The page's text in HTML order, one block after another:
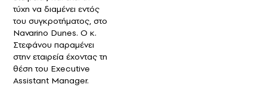
τύχη να διαμένει εντός
του συγκροτήματος, στο
Νavarino Dunes. Ο κ.
Στεφάνου παραμένει
στην εταιρεία έχοντας τη
θέση του Executive
Assistant Manager.